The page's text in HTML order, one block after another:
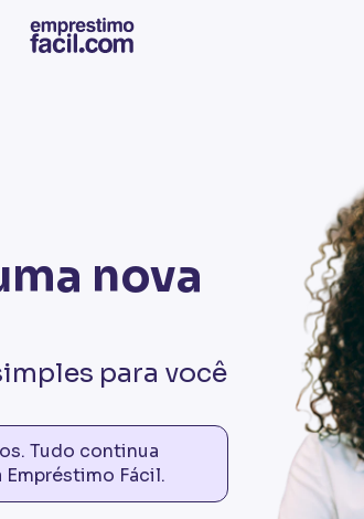
nova
para você
Tudo continua
Fácil.